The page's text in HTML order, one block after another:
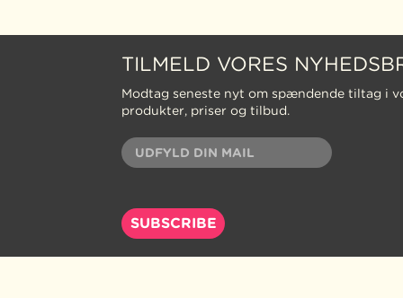
TILMELD VORES
Modtag seneste nyt om spændende tiltag i
produkter, priser og tilbud.